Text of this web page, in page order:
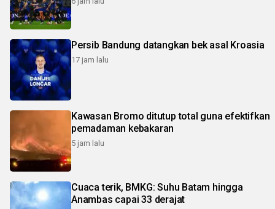
Persib Bandung datangkan bek asal Kroasia
17 jam lalu
Kawasan Bromo ditutup total guna efektifkan
pemadaman kebakaran
5 jam lalu
Cuaca terik, BMKG: Suhu Batam hingga
Anambas capai 33 derajat